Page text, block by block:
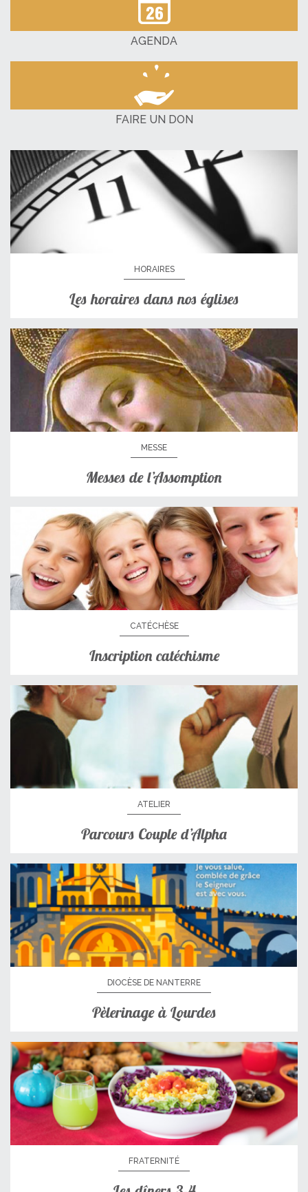
AGENDA
FAIRE UN DON
HORAIRES
Les horaires dans nos églises
MESSE
Messes de l’Assomption
CATÉCHÈSE
Inscription catéchisme
ATELIER
Parcours Couple d’Alpha
DIOCÈSE DE NANTERRE
Pèlerinage à Lourdes
FRATERNITÉ